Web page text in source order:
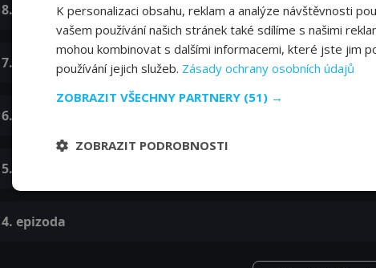
8. epizoda
7. epizoda
6. epizoda
5. epizoda
4. epizoda
K personalizaci obsahu, reklam a analýze návštěvnosti
vašem používání našich stránek také sdílíme s našimi
mohou kombinovat s dalšími informacemi, které jste jim
používání jejich služeb. Zásady ochrany osobních údajů
ZOBRAZIT VŠECHNY PARTNERY (51) →
ZOBRAZIT PODROBNOSTI